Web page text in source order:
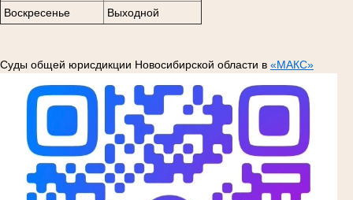
Воскресенье
Выходной
Суды общей юрисдикции Новосибирской области в «МАКС»